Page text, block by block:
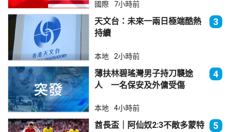
國際 7小時前
天文台：未來一兩日極端酷熱
持續
3
本地 2小時前
薄扶林碧瑤灣男子持刀襲途
人 一名保安及外傭受傷
4
本地 4小時前
酋長盃｜阿仙奴2:3不敵多蒙特 5